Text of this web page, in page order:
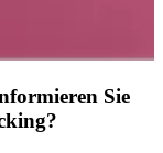
Sie